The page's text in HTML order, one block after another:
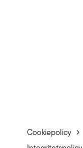
Cookiepolicy